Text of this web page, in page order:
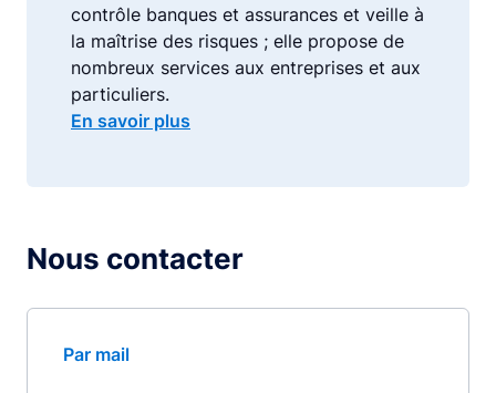
contrôle banques et assurances et veille à
la maîtrise des risques ; elle propose de
nombreux services aux entreprises et aux
particuliers.
En savoir plus
Nous contacter
Par mail